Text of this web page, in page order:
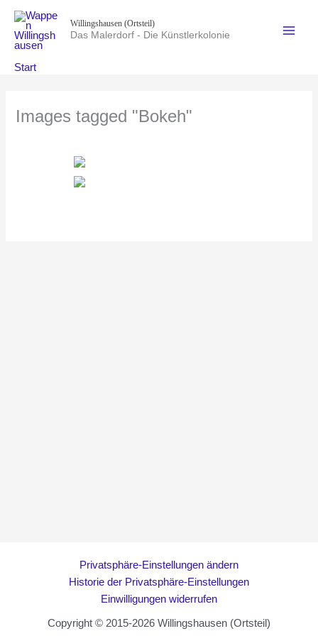
Inhalt
springen
Willingshausen (Ortsteil)
Das Malerdorf - Die Künstlerkolonie
Start
Images tagged "Bokeh"
Privatsphäre-Einstellungen ändern
Historie der Privatsphäre-Einstellungen
Einwilligungen widerrufen
Copyright © 2015-2026 Willingshausen (Ortsteil)